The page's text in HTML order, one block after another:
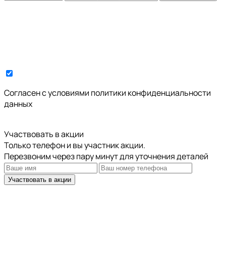
Cогласен с условиями политики конфиденциальности
данных
Участвовать в акции
Только телефон и вы участник акции.
Перезвоним через пару минут для уточнения деталей
Участвовать в акции